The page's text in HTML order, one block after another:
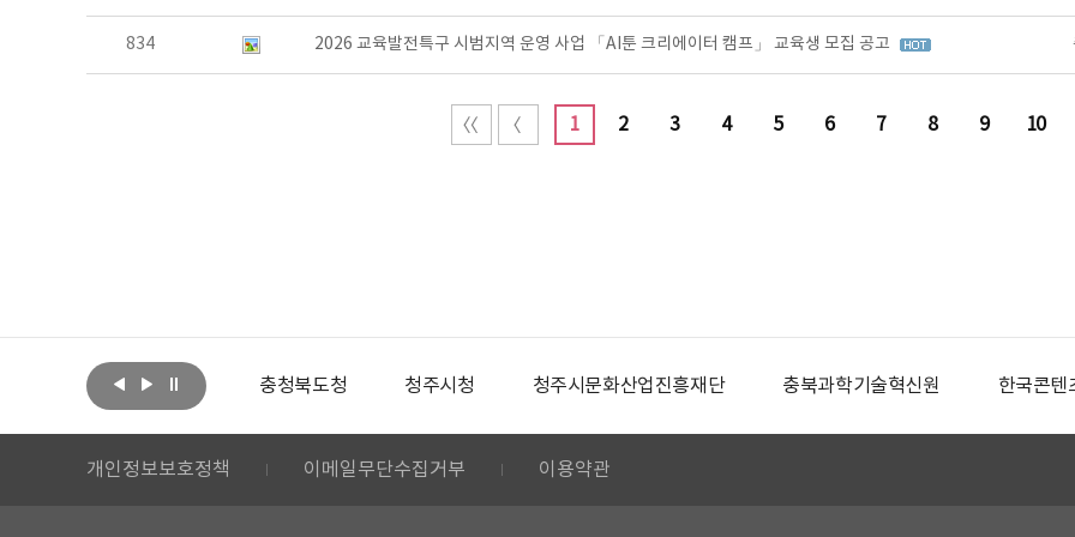
834 2026 교육발전특구 시범지역 운영 사업 「AI툰 크리에이터 캠프」 교육생 모집 공고
1 2 3 4 5 6 7 8 9 10
문화체육관광부 충청북도청 청주시청 청주시문화산업진흥재단 충북과학기술혁신원 한국콘텐
개인정보보호정책 이메일무단수집거부 이용약관